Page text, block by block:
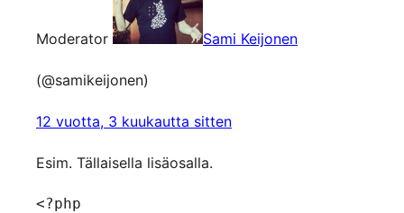
Moderator Sami Keijonen
(@samikeijonen)
12 vuotta, 3 kuukautta sitten
Esim. Tällaisella lisäosalla.
<?php